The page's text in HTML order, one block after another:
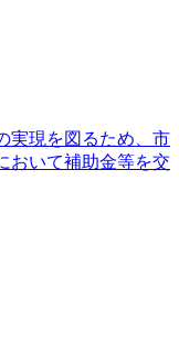
実現を図るため、市
おいて補助金等を交